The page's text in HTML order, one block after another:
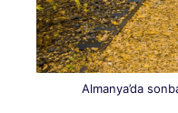
Almanya’da